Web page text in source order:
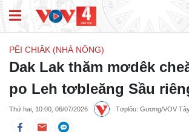
PÊI CHIÂK (NHÀ NÔNG)
Dak Lak thăm mơdêk
po Leh tơbleăng Sầu
Thứ hai, 10:00, 06/07/2026 Tơplôu: Gương/VOV